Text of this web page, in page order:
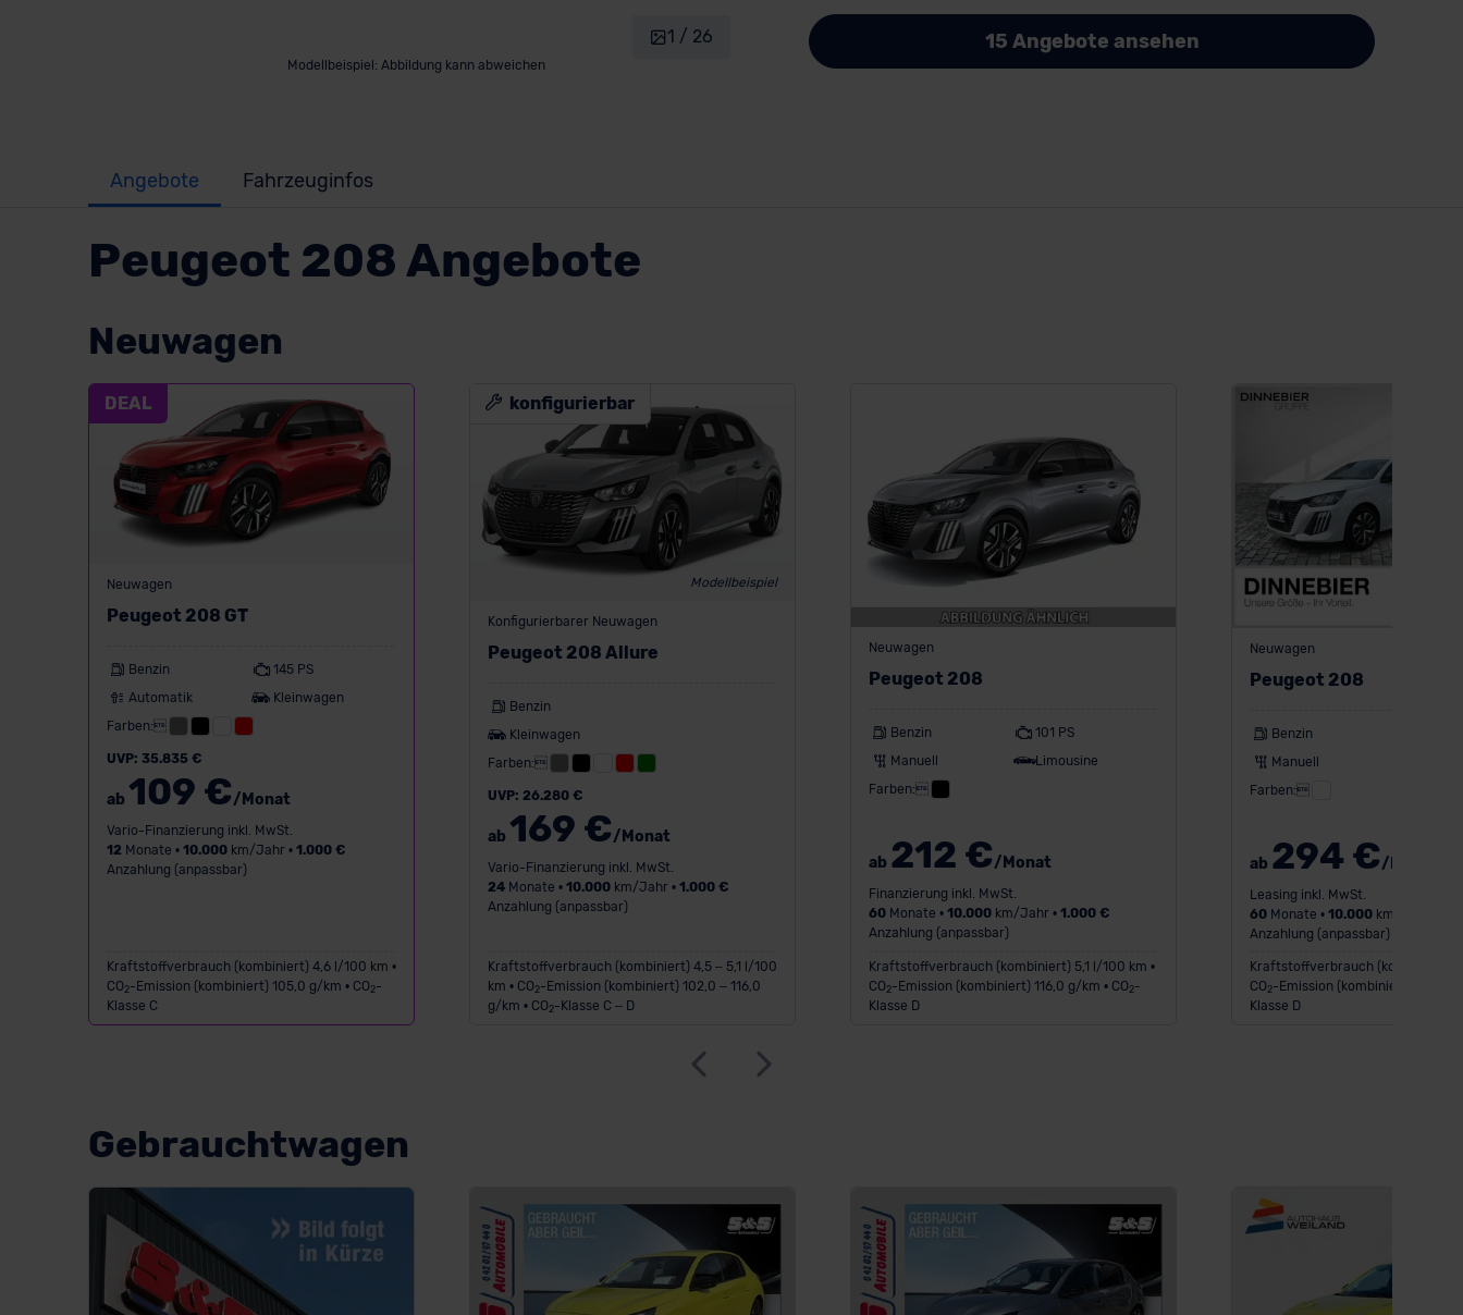
Modellbeispiel: Abbildung kann abweichen
1 / 26 15 Angebote ansehen
Angebote Fahrzeuginfos
Peugeot 208 Angebote
Neuwagen
DEAL
Neuwagen
Peugeot 208 GT
Benzin
145 PS
Automatik
Kleinwagen
Farben:
UVP: 35.835 €
ab 109 €/Monat
Vario-Finanzierung inkl. MwSt.
12 Monate • 10.000km/Jahr • 1.000 €
Anzahlung (anpassbar)
Kraftstoffverbrauch (kombiniert) 4,6 l/100 km •
CO 2-Emission (kombiniert) 105,0 g/km • CO 2-
Klasse C
Modellbeispiel
konfigurierbar
Konfigurierbarer Neuwagen
Peugeot 208 Allure
Benzin
Kleinwagen
Farben:
UVP: 26.280 €
ab 169 €/Monat
Vario-Finanzierung inkl. MwSt.
24Monate • 10.000km/Jahr • 1.000 €
Anzahlung (anpassbar)
Kraftstoffverbrauch (kombiniert) 4,5 – 5,1 l/100
km • CO 2-Emission (kombiniert) 102,0 – 116,0
g/km • CO 2-Klasse C – D
Neuwagen
Peugeot 208
Benzin
101 PS
Manuell
Limousine
Farben:
ab 212 €/Monat
Finanzierung inkl. MwSt.
60Monate • 10.000km/Jahr • 1.000 €
Anzahlung (anpassbar)
Kraftstoffverbrauch (kombiniert) 5,1 l/100 km •
CO 2-Emission (kombiniert) 116,0 g/km • CO 2-
Klasse D
Neuwagen
Peugeot 208
Benzin
Manuell
Farben:
ab 294 €/Monat
Leasing inkl. MwSt.
60Monate • 10.000km/Jahr •
Anzahlung (anpassbar)
Kraftstoffverbrauch (kombiniert)
CO 2-Emission (kombiniert) 116,0 g/
Klasse D
Gebrauchtwagen